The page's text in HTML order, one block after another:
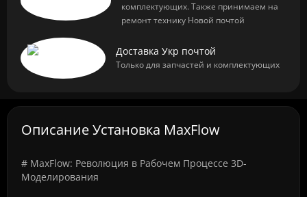
комплектующих. Также принимаем на
ремонт технику Новой почтой
Доставка Укр почтой
Только для запчастей и комплектующих
Описание Установка MaxFlow
# MaxFlow: Революция в Рабочем Процессе 3D-
Моделирования